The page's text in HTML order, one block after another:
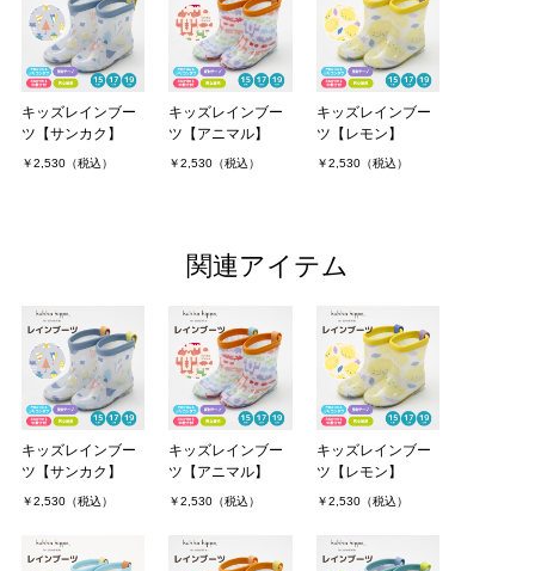
キッズレインブー
ツ【サンカク】
￥2,530（税込）
キッズレインブー
ツ【アニマル】
￥2,530（税込）
キッズレインブー
ツ【レモン】
￥2,530（税込）
関連アイテム
キッズレインブー
ツ【サンカク】
￥2,530（税込）
キッズレインブー
ツ【アニマル】
￥2,530（税込）
キッズレインブー
ツ【レモン】
￥2,530（税込）